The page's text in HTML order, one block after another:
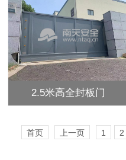
2.5米高全封板门
首页 上一页 1 2